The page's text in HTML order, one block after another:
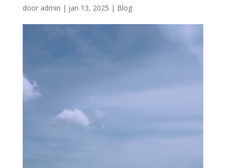
door admin | jan 13, 2025 | Blog